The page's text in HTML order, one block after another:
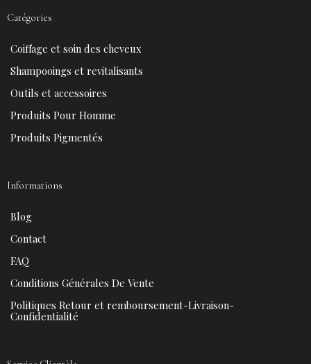
b
o
o
k
e
e
s
t
b
e r
a
Catégories
Coiffage et soin des cheveux
Shampooings et revitalisants
Outils et accessoires
Produits Pour Homme
Produits Pigmentés
Informations
Blog
Contact
FAQ
Conditions Générales De Vente
Politiques Retour et remboursement-Livraison-
Confidentialité